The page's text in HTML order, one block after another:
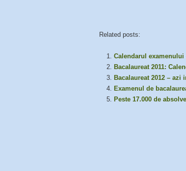
Related posts:
Calendarul examenului
Bacalaureat 2011:
Bacalaureat 2012 – azi
Examenul de
Peste 17.000 de